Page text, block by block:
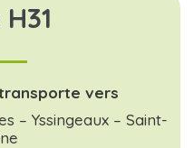
vers
– Yssingeaux – Saint-